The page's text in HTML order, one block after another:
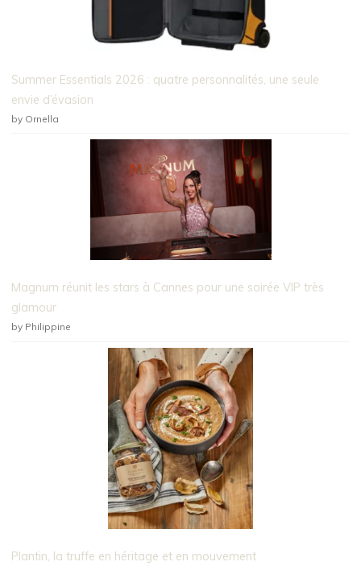
Summer Essentials 2026 : quatre personnalités, une seule
envie d’évasion
by Ornella
Magnum réunit les stars à Cannes pour une soirée VIP très
glamour
by Philippine
Plantin, la truffe en héritage et en mouvement